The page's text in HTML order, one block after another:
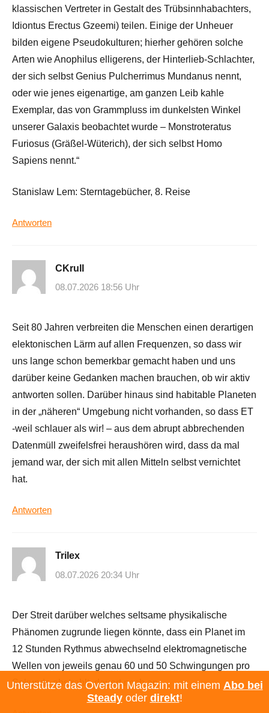
klassischen Vertreter in Gestalt des Trübsinnhabachters,
Idiontus Erectus Gzeemi) teilen. Einige der Unheuer
bilden eigene Pseudokulturen; hierher gehören solche
Arten wie Anophilus elligerens, der Hinterlieb-Schlachter,
der sich selbst Genius Pulcherrimus Mundanus nennt,
oder wie jenes eigenartige, am ganzen Leib kahle
Exemplar, das von Grammpluss im dunkelsten Winkel
unserer Galaxis beobachtet wurde – Monstroteratus
Furiosus (Gräßel-Wüterich), der sich selbst Homo
Sapiens nennt.“
Stanislaw Lem: Sterntagebücher, 8. Reise
Antworten
CKrull
08.07.2026 18:56 Uhr
Seit 80 Jahren verbreiten die Menschen einen derartigen
elektonischen Lärm auf allen Frequenzen, so dass wir
uns lange schon bemerkbar gemacht haben und uns
darüber keine Gedanken machen brauchen, ob wir aktiv
antworten sollen. Darüber hinaus sind habitable Planeten
in der „näheren“ Umgebung nicht vorhanden, so dass ET
-weil schlauer als wir! – aus dem abrupt abbrechenden
Datenmüll zweifelsfrei heraushören wird, dass da mal
jemand war, der sich mit allen Mitteln selbst vernichtet
hat.
Antworten
Trilex
08.07.2026 20:34 Uhr
Der Streit darüber welches seltsame physikalische
Phänomen zugrunde liegen könnte, dass ein Planet im
12 Stunden Rythmus abwechselnd elektromagnetische
Wellen von jeweils genau 60 und 50 Schwingungen pro
Sekunde abstrahlt, dauert noch an.
Unterstütze das Overton Magazin: mit einem Abo bei
Steadyoder direkt!